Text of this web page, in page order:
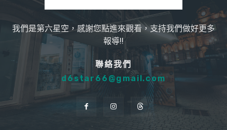
我們是第六星空，感謝您點進來觀看，支持我們做好更多
報導!!
聯絡我們
d6star66@gmail.com